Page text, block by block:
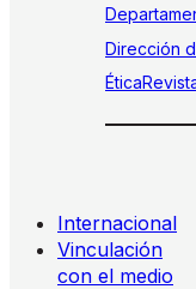
Dirección
Ética
Internacional
Vinculación
con el medio